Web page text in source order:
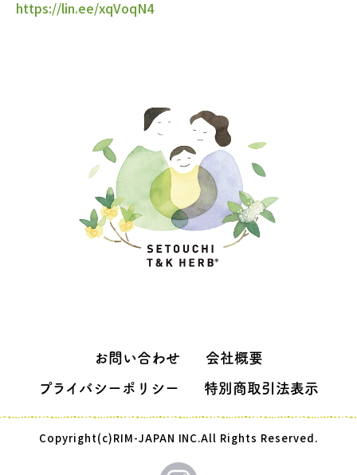
https://lin.ee/xqVoqN4
お問い合わせ 会社概要
プライバシーポリシー 特別商取引法表示
Copyright(c)RIM-JAPAN INC.All Rights Reserved.